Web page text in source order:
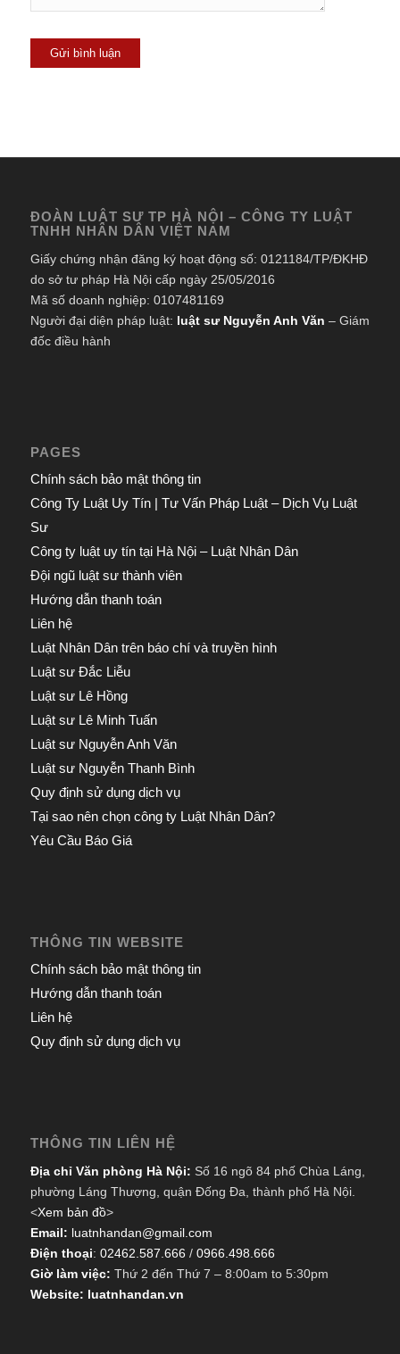
ĐOÀN LUẬT SƯ TP HÀ NỘI – CÔNG TY LUẬT
TNHH NHÂN DÂN VIỆT NAM
Giấy chứng nhận đăng ký hoạt động số: 0121184/TP/ĐKHĐ
do sở tư pháp Hà Nội cấp ngày 25/05/2016
Mã số doanh nghiệp: 0107481169
Người đại diện pháp luật: luật sư Nguyễn Anh Văn – Giám
đốc điều hành
PAGES
Chính sách bảo mật thông tin
Công Ty Luật Uy Tín | Tư Vấn Pháp Luật – Dịch Vụ Luật
Sư
Công ty luật uy tín tại Hà Nội – Luật Nhân Dân
Đội ngũ luật sư thành viên
Hướng dẫn thanh toán
Liên hệ
Luật Nhân Dân trên báo chí và truyền hình
Luật sư Đắc Liễu
Luật sư Lê Hồng
Luật sư Lê Minh Tuấn
Luật sư Nguyễn Anh Văn
Luật sư Nguyễn Thanh Bình
Quy định sử dụng dịch vụ
Tại sao nên chọn công ty Luật Nhân Dân?
Yêu Cầu Báo Giá
THÔNG TIN WEBSITE
Chính sách bảo mật thông tin
Hướng dẫn thanh toán
Liên hệ
Quy định sử dụng dịch vụ
THÔNG TIN LIÊN HỆ
Địa chỉ Văn phòng Hà Nội: Số 16 ngõ 84 phố Chùa Láng,
phường Láng Thượng, quận Đống Đa, thành phố Hà Nội.
<Xem bản đồ>
Email: luatnhandan@gmail.com
Điện thoại: 02462.587.666 / 0966.498.666
Giờ làm việc: Thứ 2 đến Thứ 7 – 8:00am to 5:30pm
Website: luatnhandan.vn